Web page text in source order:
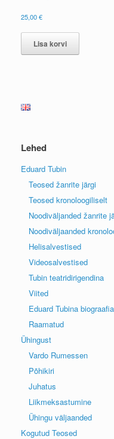
25,00€
Lisa korvi
Lehed
Eduard Tubin
Teosed žanrite järgi
Teosed kronoloogiliselt
Noodiväljanded žanrite
Noodiväljaanded
Helisalvestised
Videosalvestised
Tubin teatridirigendina
Viited
Eduard Tubina biograafia
Raamatud
Ühingust
Vardo Rumessen
Põhikiri
Juhatus
Liikmeksastumine
Ühingu väljaanded
Kogutud Teosed